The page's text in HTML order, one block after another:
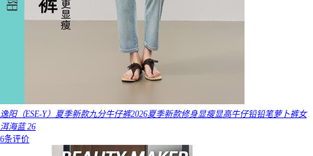
逸阳（ESE-Y）夏季新款九分牛仔裤2026夏季新款修身显瘦显高牛仔铅铅笔萝卜裤女
洱海蓝 26
6条评价